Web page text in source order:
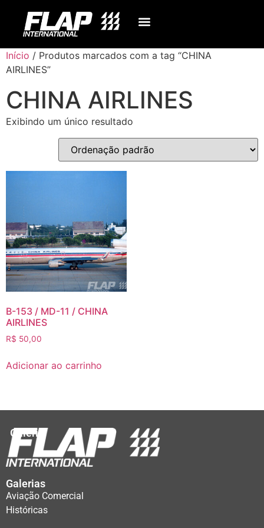
Início / Produtos marcados com a tag “CHINA
AIRLINES”
CHINA AIRLINES
Exibindo um único resultado
B-153 / MD-11 / CHINA
AIRLINES
R$ 50,00
Adicionar ao carrinho
Galeria
Galerias
Aviação Comercial
Históricas